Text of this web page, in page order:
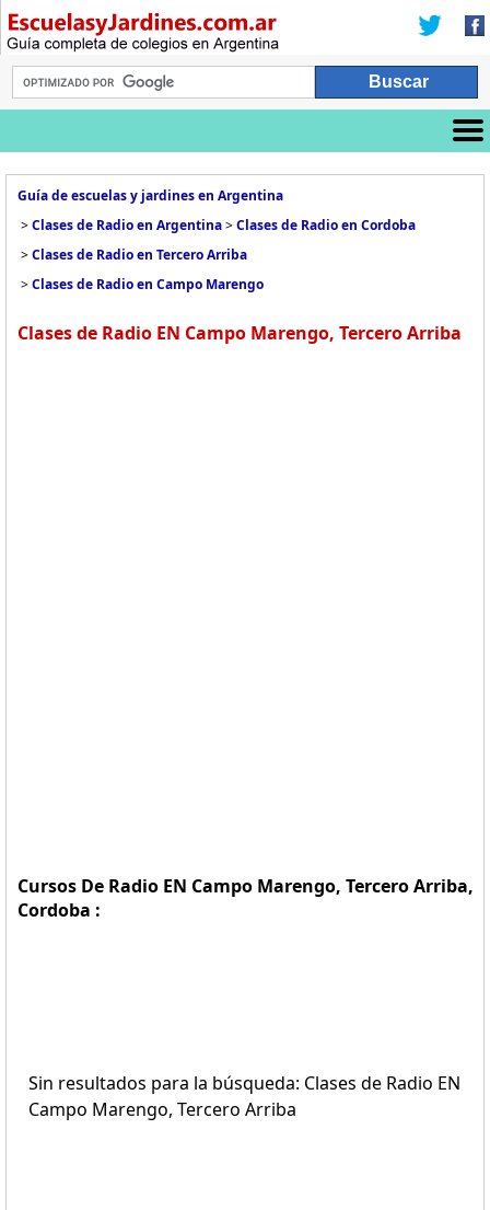
Guía de escuelas y jardines en Argentina
>Clases de Radio en Argentina>Clases de Radio en Cordoba
>Clases de Radio en Tercero Arriba
>Clases de Radio en Campo Marengo
Clases de Radio EN Campo Marengo, Tercero Arriba
Cursos De Radio EN Campo Marengo, Tercero Arriba,
Cordoba :
Sin resultados para la búsqueda: Clases de Radio EN
Campo Marengo, Tercero Arriba